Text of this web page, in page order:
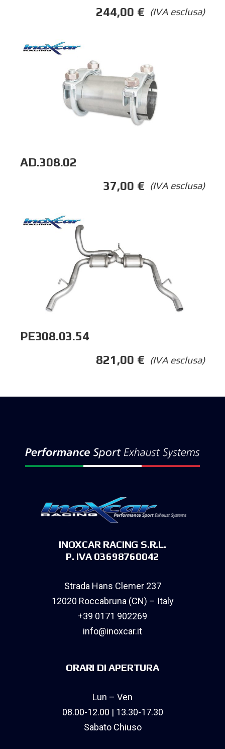
(IVA esclusa)
244,00 €
AD.308.02
(IVA esclusa)
37,00 €
PE308.03.54
(IVA esclusa)
821,00 €
INOXCAR RACING S.R.L.
P. IVA 03698760042
Strada Hans Clemer 237
12020 Roccabruna (CN) – Italy
+39 0171 902269
info@inoxcar.it
ORARI DI APERTURA
Lun – Ven
08.00-12.00 | 13.30-17.30
Sabato Chiuso